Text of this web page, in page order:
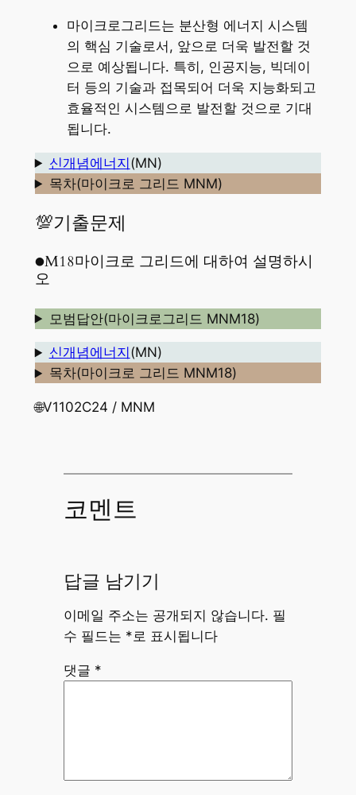
마이크로그리드는 분산형 에너지 시스템
의 핵심 기술로서, 앞으로 더욱 발전할 것
으로 예상됩니다. 특히, 인공지능, 빅데이
터 등의 기술과 접목되어 더욱 지능화되고
효율적인 시스템으로 발전할 것으로 기대
됩니다.
신개념에너지(MN)
목차(마이크로 그리드 MNM)
💯기출문제
●M18마이크로 그리드에 대하여 설명하시
오
모범답안(마이크로그리드 MNM18)
신개념에너지 (MN)
목차(마이크로 그리드 MNM18)
🌐V1102C24 / MNM
코멘트
답글 남기기
이메일 주소는 공개되지 않습니다. 필
수 필드는 *로 표시됩니다
댓글 *